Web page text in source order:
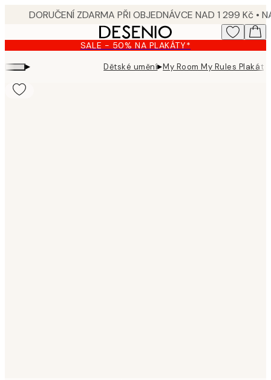
content.
SALE - 50% NA PLAKÁTY*
▸ Dětské umění▸My Room My Rules Plakát